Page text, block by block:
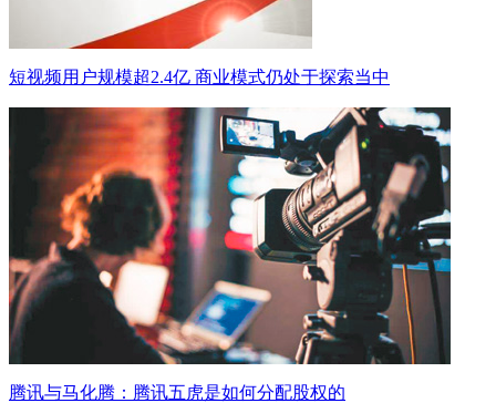
短视频用户规模超2.4亿 商业模式仍处于探索当中
腾讯与马化腾：腾讯五虎是如何分配股权的